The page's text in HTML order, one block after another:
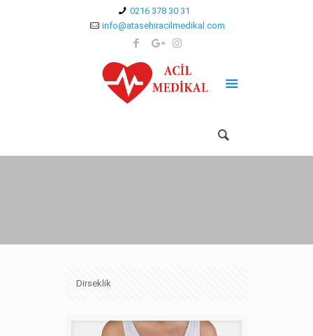
0216 378 30 31
info@atasehiracilmedikal.com
Dirseklik